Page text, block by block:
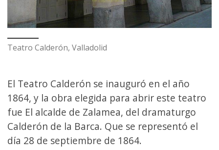
Teatro Calderón, Valladolid
El Teatro Calderón se inauguró en el año
1864, y la obra elegida para abrir este teatro
fue El alcalde de Zalamea, del dramaturgo
Calderón de la Barca. Que se representó el
día 28 de septiembre de 1864.